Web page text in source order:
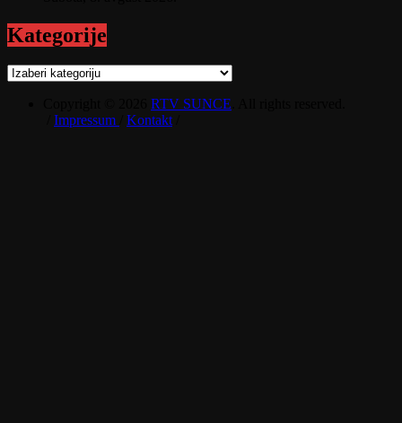
Kategorije
Kategorije
RTV SUNCE
Impressum Kontakt/